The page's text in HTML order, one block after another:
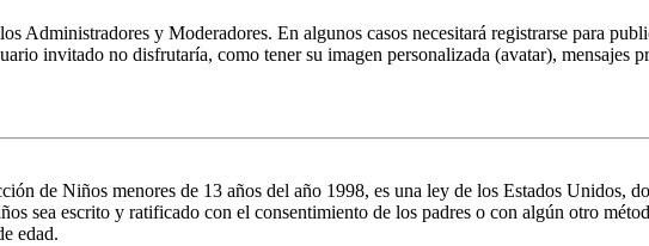
Administradores y Moderadores. En algunos casos necesitará registrarse para
invitado no disfrutaría, como tener su imagen personalizada (avatar), mensajes
de Niños menores de 13 años del año 1998, es una ley de los Estados Unidos,
sea escrito y ratificado con el consentimiento de los padres o con algún otro
edad.